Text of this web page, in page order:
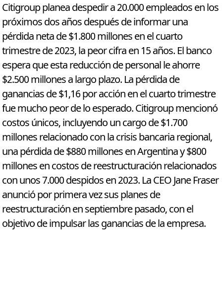
Citigroup planea despedir a 20.000 empleados en los
próximos dos años después de informar una
pérdida neta de $1.800 millones en el cuarto
trimestre de 2023, la peor cifra en 15 años. El banco
espera que esta reducción de personal le ahorre
$2.500 millones a largo plazo. La pérdida de
ganancias de $1,16 por acción en el cuarto trimestre
fue mucho peor de lo esperado. Citigroup mencionó
costos únicos, incluyendo un cargo de $1.700
millones relacionado con la crisis bancaria regional,
una pérdida de $880 millones en Argentina y $800
millones en costos de reestructuración relacionados
con unos 7.000 despidos en 2023. La CEO Jane Fraser
anunció por primera vez sus planes de
reestructuración en septiembre pasado, con el
objetivo de impulsar las ganancias de la empresa.